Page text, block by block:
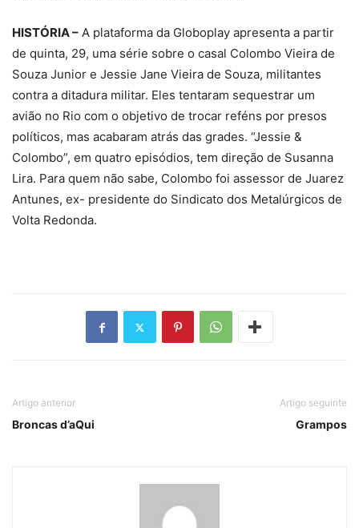
HISTÓRIA – A plataforma da Globoplay apresenta a partir
de quinta, 29, uma série sobre o casal Colombo Vieira de
Souza Junior e Jessie Jane Vieira de Souza, militantes
contra a ditadura militar. Eles tentaram sequestrar um
avião no Rio com o objetivo de trocar reféns por presos
políticos, mas acabaram atrás das grades. “Jessie &
Colombo”, em quatro episódios, tem direção de Susanna
Lira. Para quem não sabe, Colombo foi assessor de Juarez
Antunes, ex- presidente do Sindicato dos Metalúrgicos de
Volta Redonda.
Artigo anterior
Broncas d’aQui
Artigo seguinte
Grampos